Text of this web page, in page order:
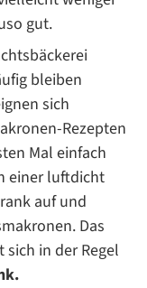
gut.
bleiben
sich
Rezepten
Mal einfach
einer luftdicht
auf und
Das
in der Regel